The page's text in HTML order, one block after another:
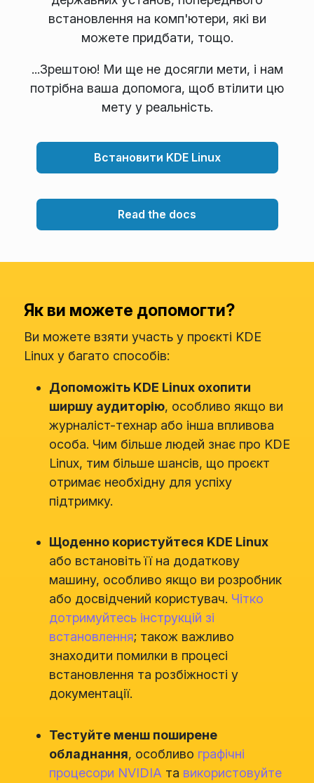
встановлення на комп'ютери, які ви
можете придбати, тощо.
...Зрештою! Ми ще не досягли мети, і нам
потрібна ваша допомога, щоб втілити цю
мету у реальність.
Встановити KDE Linux
Read the docs
Як ви можете допомогти?
Ви можете взяти участь у проєкті KDE
Linux у багато способів:
Допоможіть KDE Linux охопити
ширшу аудиторію, особливо якщо ви
журналіст-технар або інша впливова
особа. Чим більше людей знає про KDE
Linux, тим більше шансів, що проєкт
отримає необхідну для успіху
підтримку.
Щоденно користуйтеся KDE Linux
або встановіть її на додаткову
машину, особливо якщо ви розробник
або досвідчений користувач. Чітко
дотримуйтесь інструкцій зі
встановлення; також важливо
знаходити помилки в процесі
встановлення та розбіжності у
документації.
Тестуйте менш поширене
обладнання, особливо графічні
процесори NVIDIA та використовуйте